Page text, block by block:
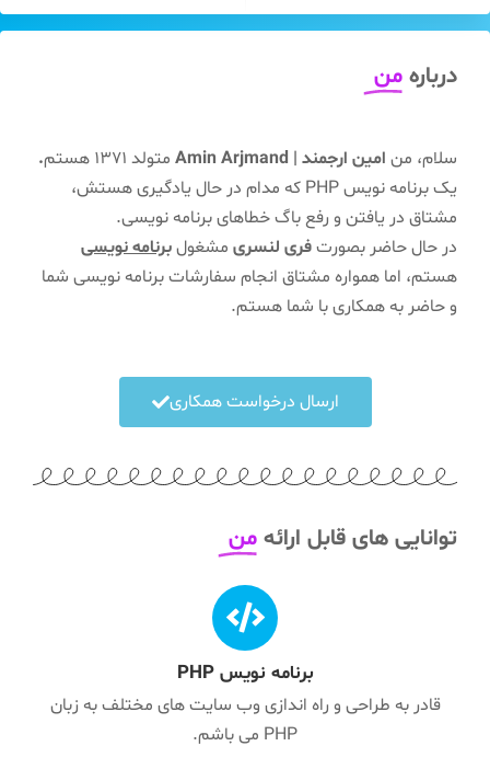
درباره من
سلام، من امین ارجمند | Amin Arjmand متولد 1371 هستم
.
یک برنامه نویس PHP که مدام در حال یادگیری هستش،
مشتاق در یافتن و رفع باگ خطاهای برنامه نویسی.
در حال حاضر بصورتفری لنسری مشغولبرنامه نویسی
هستم، اما همواره مشتاق انجام سفارشات برنامه نویسی شما
و حاضر به همکاری با شما هستم.
ارسال درخواست همکاری
توانایی های قابل ارائه من
برنامه نویس PHP
قادر به طراحی و راه اندازی وب سایت های مختلف به زبان
PHP می باشم.